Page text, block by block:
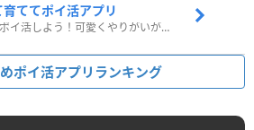
ててポイ活アプリ
ペットを育ってポイ活しよう！可愛くやりがいがある新感覚アプリ
ポイ活アプリランキング